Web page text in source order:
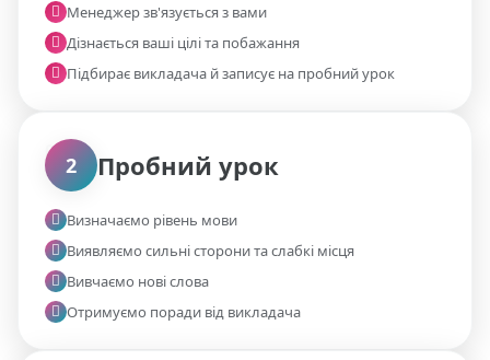
Менеджер зв'язується з вами
Дізнається ваші цілі та побажання
Підбирає викладача й записує на пробний урок
02
2 Пробний урок
Визначаємо рівень мови
Виявляємо сильні сторони та слабкі місця
Вивчаємо нові слова
Отримуємо поради від викладача